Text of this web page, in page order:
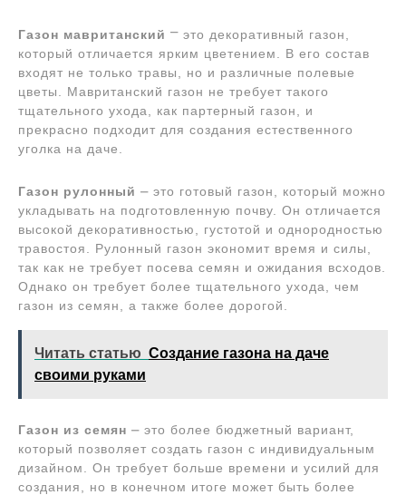
Газон мавританский ⎻ это декоративный газон,
который отличается ярким цветением. В его состав
входят не только травы, но и различные полевые
цветы. Мавританский газон не требует такого
тщательного ухода, как партерный газон, и
прекрасно подходит для создания естественного
уголка на даче.
Газон рулонный ⎼ это готовый газон, который можно
укладывать на подготовленную почву. Он отличается
высокой декоративностью, густотой и однородностью
травостоя. Рулонный газон экономит время и силы,
так как не требует посева семян и ожидания всходов.
Однако он требует более тщательного ухода, чем
газон из семян, а также более дорогой.
Читать статью Создание газона на даче
своими руками
Газон из семян ⎼ это более бюджетный вариант,
который позволяет создать газон с индивидуальным
дизайном. Он требует больше времени и усилий для
создания, но в конечном итоге может быть более